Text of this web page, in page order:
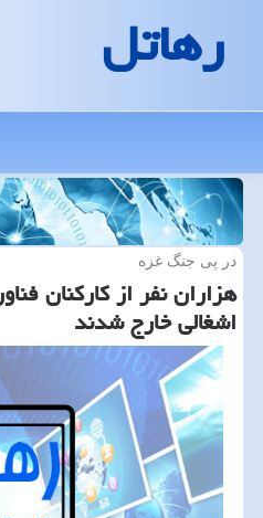
رهاتل
در پی جنگ غزه
هزاران نفر از کارکنان
اشغالی خارج شدند